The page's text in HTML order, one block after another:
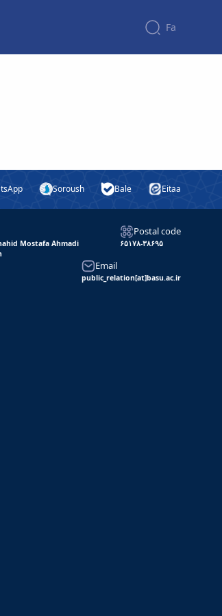
Fa
Soroush Bale Eitaa
Mostafa Ahmadi
Postal code
۶۵۱۷۸-۳۸۶۹۵
Email
public_relation[at]basu.ac.ir